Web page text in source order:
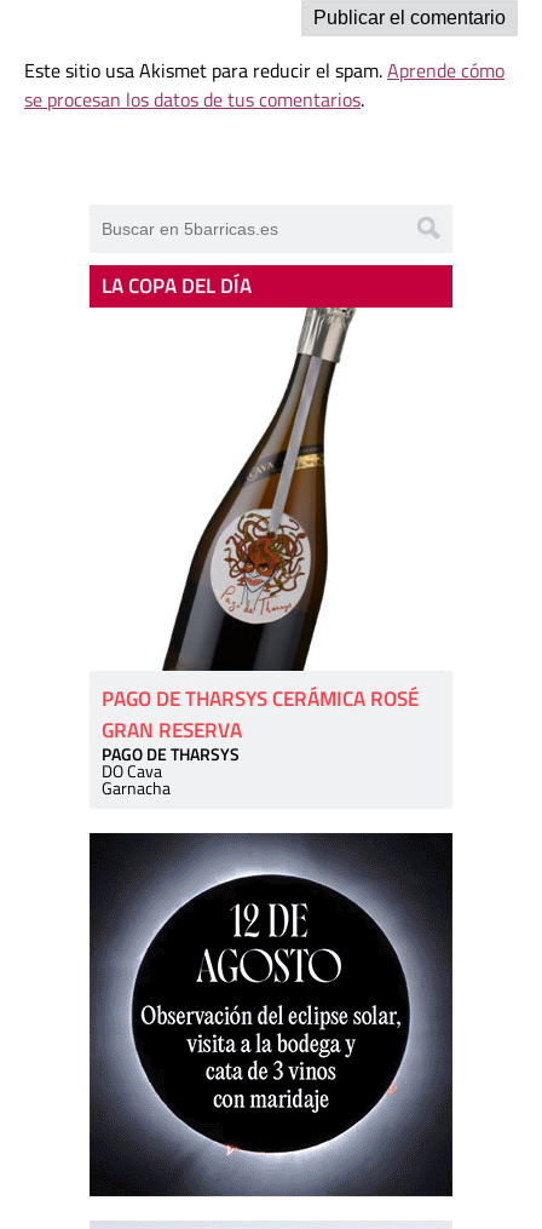
Este sitio usa Akismet para reducir el spam.Aprende cómo
se procesan los datos de tus comentarios.
LA COPA DEL DÍA
PAGO DE THARSYS CERÁMICA ROSÉ
GRAN RESERVA
PAGO DE THARSYS
DO Cava
Garnacha